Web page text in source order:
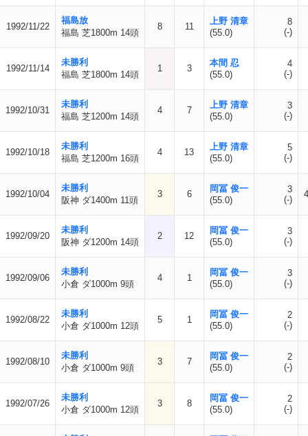
1992/11/22
福島放
福島 芝1800m 14頭
8 11
上野 清章
(55.0)
8
(-)
1992/11/14
未勝利
福島 芝1800m 14頭
1 3
本間 忍
(55.0)
4
(-)
1992/10/31
未勝利
福島 芝1200m 14頭
4 7
上野 清章
(55.0)
3
(-)
1992/10/18
未勝利
福島 芝1200m 16頭
4 13
上野 清章
(55.0)
5
(-)
1992/10/04
未勝利
阪神 ダ1400m 11頭
3 6
岡冨 俊一
(55.0)
3
(-)
1992/09/20
未勝利
阪神 ダ1200m 14頭
2 12
岡冨 俊一
(55.0)
3
(-)
1992/09/06
未勝利
小倉 ダ1000m 9頭
4 1
岡冨 俊一
(55.0)
3
(-)
1992/08/22
未勝利
小倉 ダ1000m 12頭
5 1
岡冨 俊一
(55.0)
2
(-)
1992/08/10
未勝利
小倉 ダ1000m 9頭
3 7
岡冨 俊一
(55.0)
2
(-)
1992/07/26
未勝利
小倉 ダ1000m 12頭
3 8
岡冨 俊一
(55.0)
2
(-)